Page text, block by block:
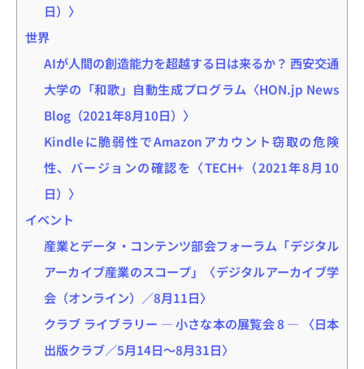
日）〉
世界
AIが人間の創造能力を超越する日は来るか？ 西安交通
大学の「和歌」自動生成プログラム〈HON.jp News
Blog（2021年8月10日）〉
Kindleに脆弱性でAmazonアカウント窃取の危険
性、バージョンの確認を〈TECH+（2021年8月10
日）〉
イベント
産業とデータ・コンテンツ部会フォーラム「デジタル
アーカイブ産業のスコープ」〈デジタルアーカイブ学
会（オンライン）／8月11日〉
クラブ ライブラリー ― 小さな本の展覧会 8 ― 〈日本
出版クラブ／5月14日～8月31日〉